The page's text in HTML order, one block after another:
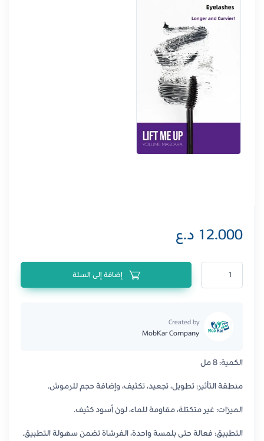
12.000 د.ع
كمية ماسكارا نيوويل ليفت مي أب فوليوم 8 مل
Created by
MobKar Company
الكمية: 8 مل
منطقة التأثير: تطويل، تجعيد، تكثيف، وإضافة حجم للرموش.
الميزات: غير متكتلة، مقاومة للماء، لون أسود كثيف.
التطبيق: فعالة حتى بلمسة واحدة، الفرشاة تضمن سهولة التطبيق.